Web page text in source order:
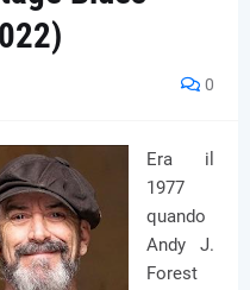
0
Era il
1977
quando
Andy J.
Forest